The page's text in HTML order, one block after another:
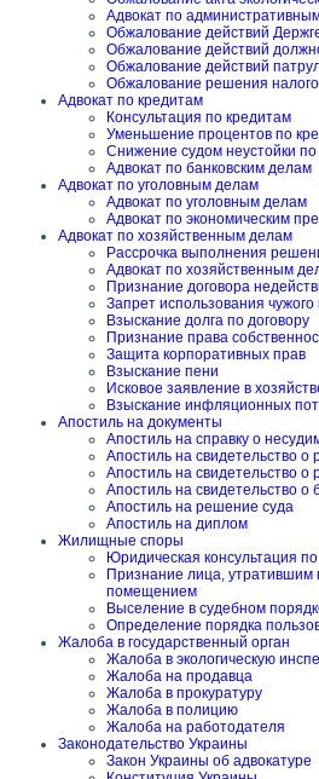
Адвокат по
Обжалование действий
Обжалование действий
Обжалование действий
Обжалование решения
Адвокат по кредитам
Консультация по кредитам
Уменьшение процентов по
Снижение судом неустойки по
Адвокат по банковским делам
Адвокат по уголовным делам
Адвокат по уголовным делам
Адвокат по экономическим
Адвокат по хозяйственным делам
Рассрочка выполнения
Адвокат по хозяйственным
Признание договора
Запрет использования
Взыскание долга по договору
Признание права
Защита корпоративных прав
Взыскание пени
Исковое заявление в
Взыскание инфляционных
Апостиль на документы
Апостиль на справку о
Апостиль на свидетельство о
Апостиль на свидетельство о
Апостиль на свидетельство о
Апостиль на решение суда
Апостиль на диплом
Жилищные споры
Юридическая консультация
Признание лица,
помещением
Выселение в судебном
Определение порядка
Жалоба в государственный орган
Жалоба в экологическую
Жалоба на продавца
Жалоба в прокуратуру
Жалоба в полицию
Жалоба на работодателя
Законодательство Украины
Закон Украины об адвокатуре